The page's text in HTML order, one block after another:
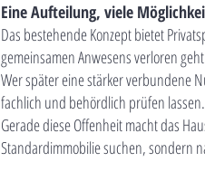
Eine Aufteilung, viele
Das bestehende Konzept bietet
gemeinsamen Anwesens verloren
Wer später eine stärker verbundene
fachlich und behördlich prüfen lassen.
Gerade diese Offenheit macht das
Standardimmobilie suchen, sondern